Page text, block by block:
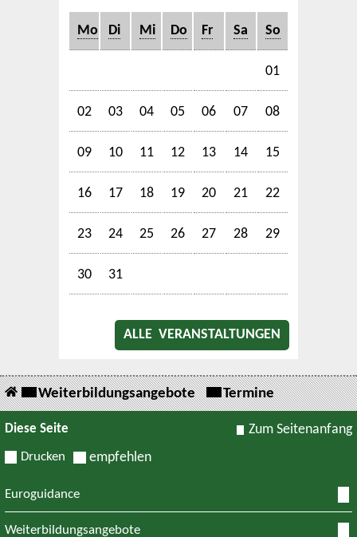
Mo Di Mi Do Fr Sa So
01
02 03 04 05 06 07 08
09 10 11 12 13 14 15
16 17 18 19 20 21 22
23 24 25 26 27 28 29
30 31
ALLE VERANSTALTUNGEN
Weiterbildungsangebote Termine
Diese Seite
Drucken empfehlen
Zum Seitenanfang
Euroguidance
Weiterbildungsangebote